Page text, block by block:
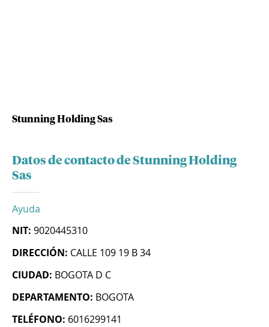
Stunning Holding Sas
Datos de contacto de Stunning Holding
Sas
Ayuda
NIT: 9020445310
DIRECCIÓN: CALLE 109 19 B 34
CIUDAD: BOGOTA D C
DEPARTAMENTO: BOGOTA
TELÉFONO: 6016299141